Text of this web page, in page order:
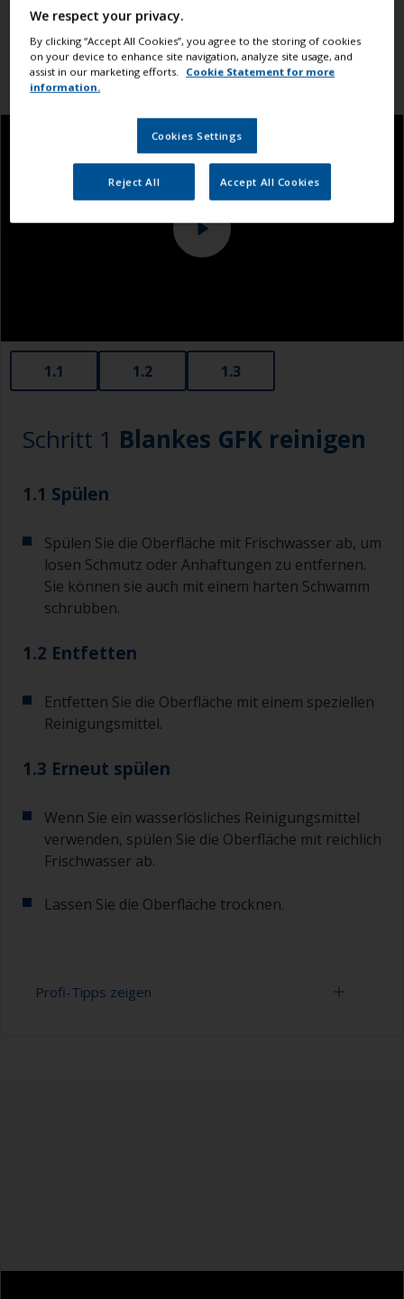
1.1 1.2 1.3
Schritt 1 Blankes GFK reinigen
1.1 Spülen
Spülen Sie die Oberfläche mit Frischwasser ab, um
losen Schmutz oder Anhaftungen zu entfernen.
Sie können sie auch mit einem harten Schwamm
schrubben.
1.2 Entfetten
Entfetten Sie die Oberfläche mit einem speziellen
Reinigungsmittel.
1.3 Erneut spülen
Wenn Sie ein wasserlösliches Reinigungsmittel
verwenden, spülen Sie die Oberfläche mit reichlich
Frischwasser ab.
Lassen Sie die Oberfläche trocknen.
Profi-Tipps zeigen
wiederholen Sie den Reinigungsvorgang.
We respect your privacy.
By clicking “Accept All Cookies”, you agree to the storing of cookies
on your device to enhance site navigation, analyze site usage, and
assist in our marketing efforts.
Cookie Statement for more
information.
Cookies Settings
Reject All Accept All Cookies